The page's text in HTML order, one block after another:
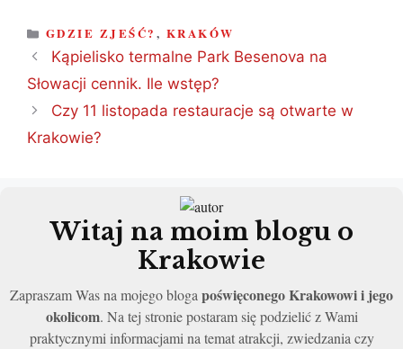
KATEGORIE
GDZIE ZJEŚĆ? , KRAKÓW
Kąpielisko termalne Park Besenova na
Słowacji cennik. Ile wstęp?
Czy 11 listopada restauracje są otwarte w
Krakowie?
Witaj na moim blogu o
Krakowie
Zapraszam Was na mojego blogapoświęconego Krakowowi i jego
okolicom. Na tej stronie postaram się podzielić z Wami
praktycznymi informacjami na temat atrakcji, zwiedzania czy